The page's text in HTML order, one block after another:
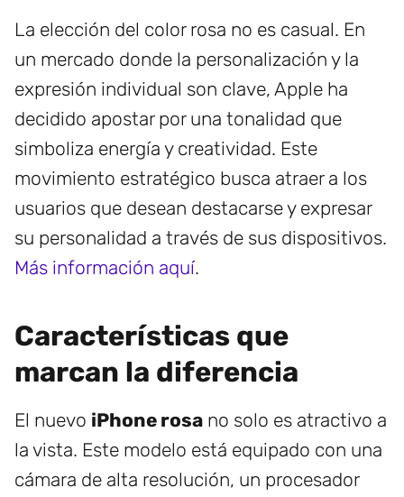
La elección del color rosa no es casual. En
un mercado donde la personalización y la
expresión individual son clave, Apple ha
decidido apostar por una tonalidad que
simboliza energía y creatividad. Este
movimiento estratégico busca atraer a los
usuarios que desean destacarse y expresar
su personalidad a través de sus dispositivos.
Más información aquí.
Características que
marcan la diferencia
El nuevo iPhone rosa no solo es atractivo a
la vista. Este modelo está equipado con una
cámara de alta resolución, un procesador